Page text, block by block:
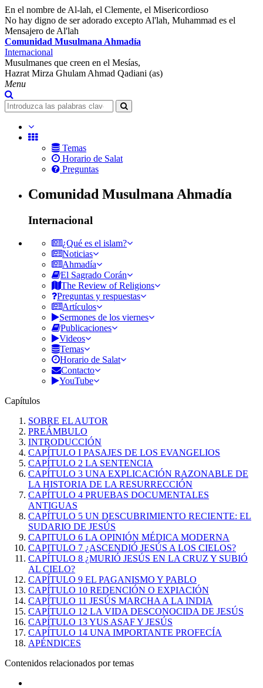
En el nombre de Al-lah, el Clemente, el Misericordioso
No hay digno de ser adorado excepto Al'lah, Muhammad es el
Mensajero de Al'lah
Comunidad Musulmana Ahmadía
Internacional
Musulmanes que creen en el Mesías,
Hazrat Mirza Ghulam Ahmad Qadiani (as)
Menu
Temas
Horario de Salat
Preguntas
Comunidad Musulmana Ahmadía
Internacional
¿Qué es el islam?
Noticias
Ahmadía
El Sagrado Corán
The Review of Religions
Preguntas y respuestas
Artículos
Sermones de los viernes
Publicaciones
Videos
Temas
Horario de Salat
Contacto
YouTube
Capítulos
SOBRE EL AUTOR
PREÁMBULO
INTRODUCCIÓN
CAPÍTULO I PASAJES DE LOS EVANGELIOS
CAPÍTULO 2 LA SENTENCIA
CAPÍTULO 3 UNA EXPLICACIÓN RAZONABLE DE
LA HISTORIA DE LA RESURRECCIÓN
CAPÍTULO 4 PRUEBAS DOCUMENTALES
ANTIGUAS
CAPÍTULO 5 UN DESCUBRIMIENTO RECIENTE: EL
SUDARIO DE JESÚS
CAPITULO 6 LA OPINIÓN MÉDICA MODERNA
CAPITULO 7 ¿ASCENDIÓ JESÚS A LOS CIELOS?
CAPÍTULO 8 ¿MURIÓ JESÚS EN LA CRUZ Y SUBIÓ
AL CIELO?
CAPÍTULO 9 EL PAGANISMO Y PABLO
CAPÍTULO 10 REDENCIÓN O EXPIACIÓN
CAPÍTULO 11 JESÚS MARCHA A LA INDIA
CAPÍTULO 12 LA VIDA DESCONOCIDA DE JESÚS
CAPÍTULO 13 YUS ASAF Y JESÚS
CAPÍTULO 14 UNA IMPORTANTE PROFECÍA
APÉNDICES
Contenidos relacionados por temas